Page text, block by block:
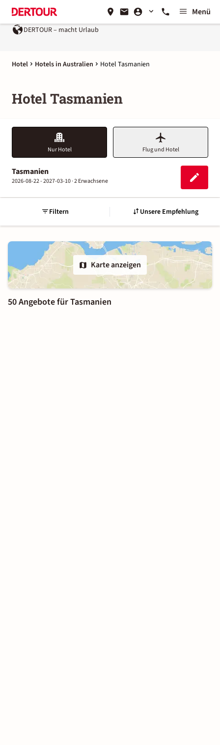
Menü
DERTOUR – macht Urlaub
Hotel Hotels in Australien Hotel Tasmanien
Hotel Tasmanien
Nur Hotel Flug und Hotel
Tasmanien
2026-08-22 - 2027-03-10 ·2 Erwachsene
Filtern Unsere Empfehlung
Karte anzeigen
50 Angebote für Tasmanien